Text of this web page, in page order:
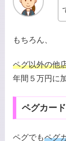
もちろん、
ペグ以外の他
年間５万円に
ペグカー
ペグでもペグ